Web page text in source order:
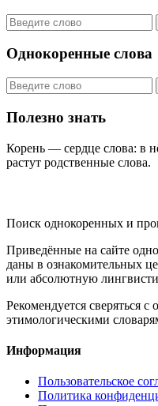
Однокоренные слова
Полезно знать
Корень — сердце слова: в
растут родственные слова.
Поиск однокоренных и
Приведённые на сайте
даны в ознакомительных
или абсолютную
Рекомендуется сверяться
этимологическими
Информация
Пользовательское
Политика